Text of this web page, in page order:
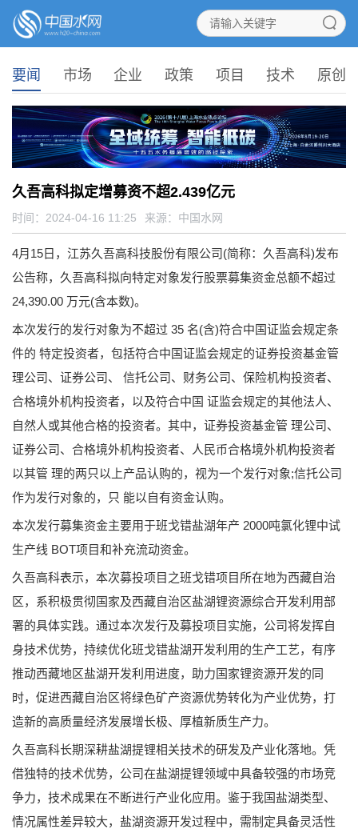
要闻 市场 企业 政策 项目 技术 原创
久吾高科拟定增募资不超2.439亿元
时间：2024-04-16 11:25 来源： 中国水网
4月15日，江苏久吾高科技股份有限公司(简称：久吾高科)发布
公告称，久吾高科拟向特定对象发行股票募集资金总额不超过
24,390.00 万元(含本数)。
本次发行的发行对象为不超过 35 名(含)符合中国证监会规定条
件的 特定投资者，包括符合中国证监会规定的证券投资基金管
理公司、证券公司、 信托公司、财务公司、保险机构投资者、
合格境外机构投资者，以及符合中国 证监会规定的其他法人、
自然人或其他合格的投资者。其中，证券投资基金管 理公司、
证券公司、合格境外机构投资者、人民币合格境外机构投资者
以其管 理的两只以上产品认购的，视为一个发行对象;信托公司
作为发行对象的，只 能以自有资金认购。
本次发行募集资金主要用于班戈错盐湖年产 2000吨氯化锂中试
生产线 BOT项目和补充流动资金。
久吾高科表示，本次募投项目之班戈错项目所在地为西藏自治
区，系积极贯彻国家及西藏自治区盐湖锂资源综合开发利用部
署的具体实践。通过本次发行及募投项目实施，公司将发挥自
身技术优势，持续优化班戈错盐湖开发利用的生产工艺，有序
推动西藏地区盐湖开发利用进度，助力国家锂资源开发的同
时，促进西藏自治区将绿色矿产资源优势转化为产业优势，打
造新的高质量经济发展增长极、厚植新质生产力。
久吾高科长期深耕盐湖提锂相关技术的研发及产业化落地。凭
借独特的技术优势，公司在盐湖提锂领域中具备较强的市场竞
争力，技术成果在不断进行产业化应用。鉴于我国盐湖类型、
情况属性差异较大，盐湖资源开发过程中，需制定具备灵活性